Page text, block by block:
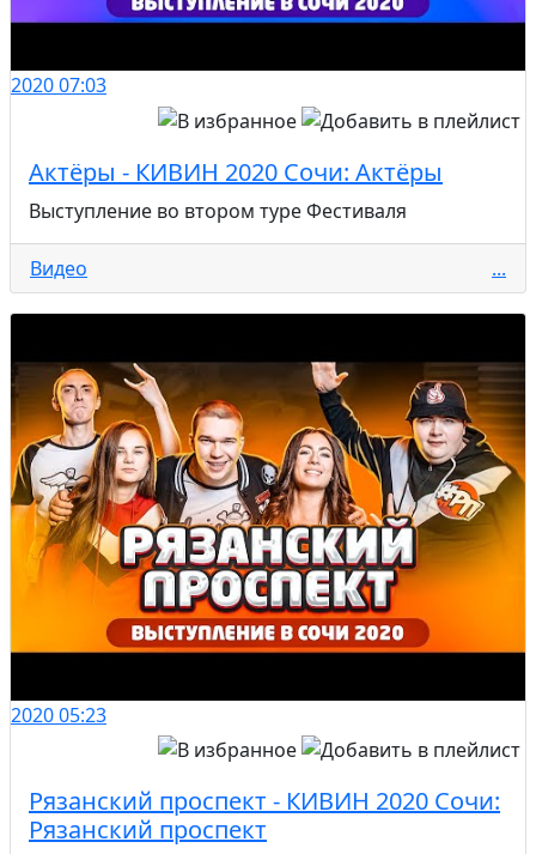
202007:03
Актёры - КИВИН 2020 Сочи: Актёры
Выступление во втором туре Фестиваля
Видео ...
202005:23
Рязанский проспект - КИВИН 2020 Сочи:
Рязанский проспект